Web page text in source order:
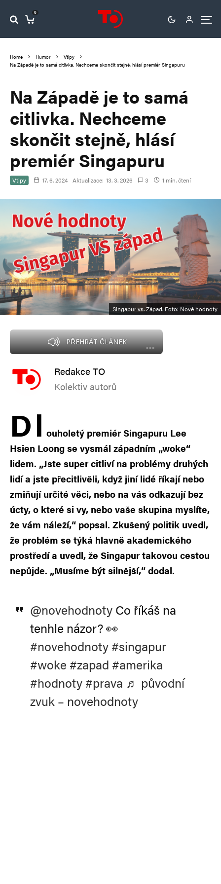
0
Home Humor
Vtipy
Na Západě je to samá citlivka. Nechceme skončit stejně, hlásí premiér Singapuru
Na Západě je to samá
citlivka. Nechceme
skončit stejně, hlásí
premiér Singapuru
Vtipy 17. 6. 2024 Aktualizace: 13. 3. 2026 3 1 min. čtení
Singapur vs. Západ. Foto: Nové hodnoty
PŘEHRÁT ČLÁNEK
Redakce TO
Kolektiv autorů
Dl ouholetý premiér Singapuru Lee
Hsien Loong se vysmál západním „woke“
lidem. „Jste super citliví na problémy druhých
lidí a jste přecitlivěli, když jiní lidé říkají nebo
zmiňují určité věci, nebo na vás odkazují bez
úcty, o které si vy, nebo vaše skupina myslíte,
že vám náleží,“ popsal. Zkušený politik uvedl,
že problém se týká hlavně akademického
prostředí a uvedl, že Singapur takovou cestou
nepůjde. „Musíme být silnější,“ dodal.
@novehodnotyCo říkáš na
tenhle názor? 👀
#novehodnoty #singapur
#woke #zapad #amerika
#hodnoty #prava ♬ původní
zvuk – novehodnoty